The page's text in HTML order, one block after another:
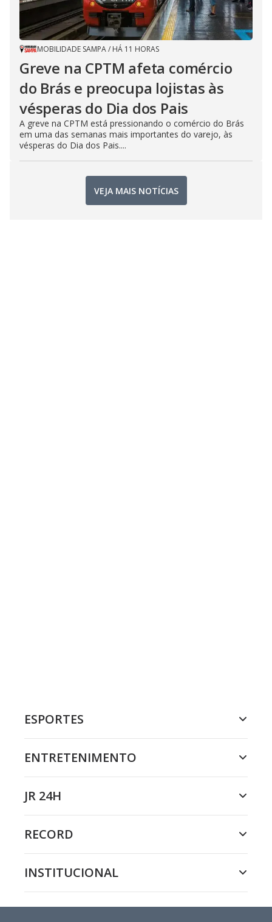
MOBILIDADE SAMPA/ HÁ 11 HORAS
Greve na CPTM afeta comércio
do Brás e preocupa lojistas às
vésperas do Dia dos Pais
A greve na CPTM está pressionando o comércio do Brás
em uma das semanas mais importantes do varejo, às
vésperas do Dia dos Pais....
VEJA MAIS NOTÍCIAS
ESPORTES
ENTRETENIMENTO
JR 24H
RECORD
INSTITUCIONAL